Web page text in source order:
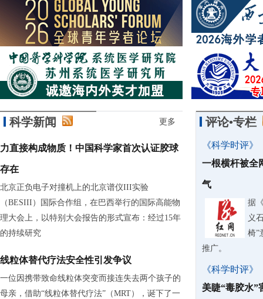
科学新闻 更多
力直接构成物质！中国科学家首次认证胶球
存在
北京正负电子对撞机上的北京谱仪III实验
（BESIII）国际合作组，在巴西举行的国际高能物
理大会上，以特别大会报告的形式宣布：经过15年
的持续研究
线粒体替代疗法安全性引发争议
一位因携带致命线粒体突变而接连失去两个孩子的
母亲，借助“线粒体替代疗法”（MRT），诞下了一
评论•专栏
《科学时评》
一根横杆被全
气
据
义
椅”
推广。
《科学时评》
美睫“毒胶水”